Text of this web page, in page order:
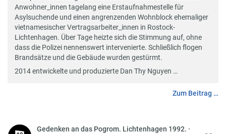
Anwohner_innen tagelang eine Erstaufnahmestelle für
Asylsuchende und einen angrenzenden Wohnblock ehemaliger
vietnamesischer Vertragsarbeiter_innen in Rostock-
Lichtenhagen. Über Tage heizte sich die Stimmung auf, ohne
dass die Polizei nennenswert intervenierte. Schließlich flogen
Brandsätze und die Gebäude wurden gestürmt.
2014 entwickelte und produzierte Dan Thy Nguyen …
Zum Beitrag …
Gedenken an das Pogrom. Lichtenhagen 1992. ·